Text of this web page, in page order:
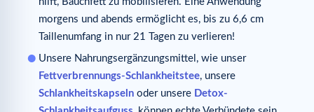
morgens und abends ermöglicht es, bis zu 6,6 cm
Taillenumfang in nur 21 Tagen zu verlieren!
Unsere Nahrungsergänzungsmittel, wie unser
Fettverbrennungs-Schlankheitstee, unsere
Schlankheitskapseln oder unsere Detox-